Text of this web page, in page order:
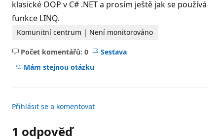
č
n
o
klasické OOP v C# .NET a prosím ještě jak se používá
funkce LINQ.
Komunitní centrum | Není monitorováno
Počet komentářů: 0
Žádné
komentáře
Sestava
Mám stejnou otázku
Přihlásit se a komentovat
1 odpověď